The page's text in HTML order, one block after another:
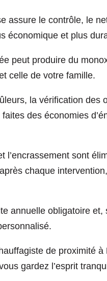
assure le contrôle, le
économique et plus
peut produire du
celle de votre famille.
la vérification des
des économies
l’encrassement sont
chaque
annuelle obligatoire et,
de proximité
gardez l’esprit